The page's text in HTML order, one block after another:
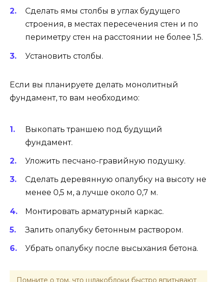
Сделать ямы столбы в углах будущего
строения, в местах пересечения стен и по
периметру стен на расстоянии не более 1,5.
Установить столбы.
Если вы планируете делать монолитный
фундамент, то вам необходимо:
Выкопать траншею под будущий
фундамент.
Уложить песчано-гравийную подушку.
Сделать деревянную опалубку на высоту не
менее 0,5 м, а лучше около 0,7 м.
Монтировать арматурный каркас.
Залить опалубку бетонным раствором.
Убрать опалубку после высыхания бетона.
Помните о том, что шлакоблоки быстро впитывают